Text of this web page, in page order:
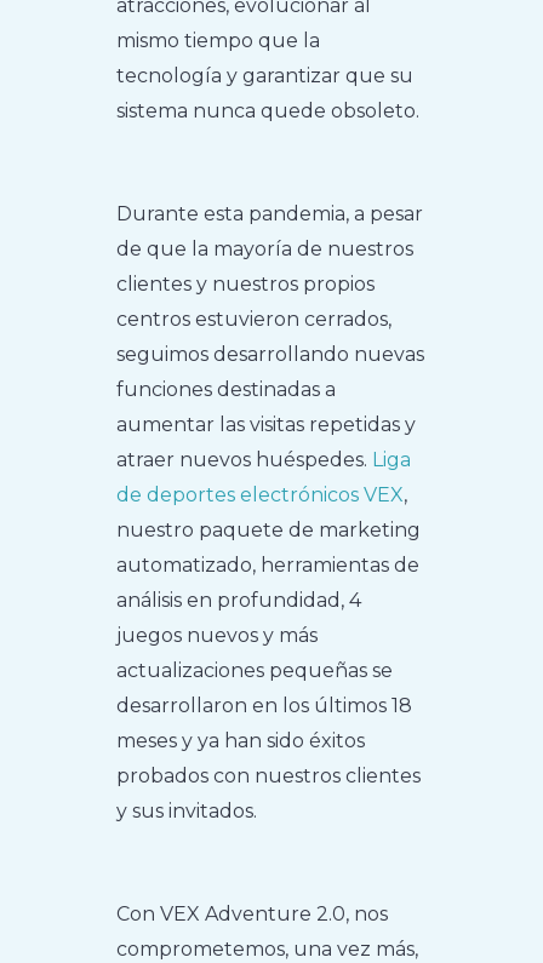
atracciones, evolucionar al
mismo tiempo que la
tecnología y garantizar que su
sistema nunca quede obsoleto.
Durante esta pandemia, a pesar
de que la mayoría de nuestros
clientes y nuestros propios
centros estuvieron cerrados,
seguimos desarrollando nuevas
funciones destinadas a
aumentar las visitas repetidas y
atraer nuevos huéspedes. Liga
de deportes electrónicos VEX,
nuestro paquete de marketing
automatizado, herramientas de
análisis en profundidad, 4
juegos nuevos y más
actualizaciones pequeñas se
desarrollaron en los últimos 18
meses y ya han sido éxitos
probados con nuestros clientes
y sus invitados.
Con VEX Adventure 2.0, nos
comprometemos, una vez más,